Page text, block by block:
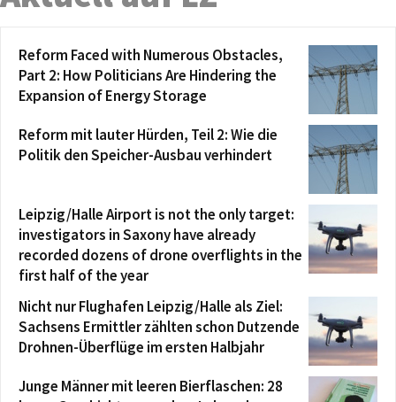
Reform Faced with Numerous Obstacles,
Part 2: How Politicians Are Hindering the
Expansion of Energy Storage
Reform mit lauter Hürden, Teil 2: Wie die
Politik den Speicher-Ausbau verhindert
Leipzig/Halle Airport is not the only target:
investigators in Saxony have already
recorded dozens of drone overflights in the
first half of the year
Nicht nur Flughafen Leipzig/Halle als Ziel:
Sachsens Ermittler zählten schon Dutzende
Drohnen-Überflüge im ersten Halbjahr
Junge Männer mit leeren Bierflaschen: 28